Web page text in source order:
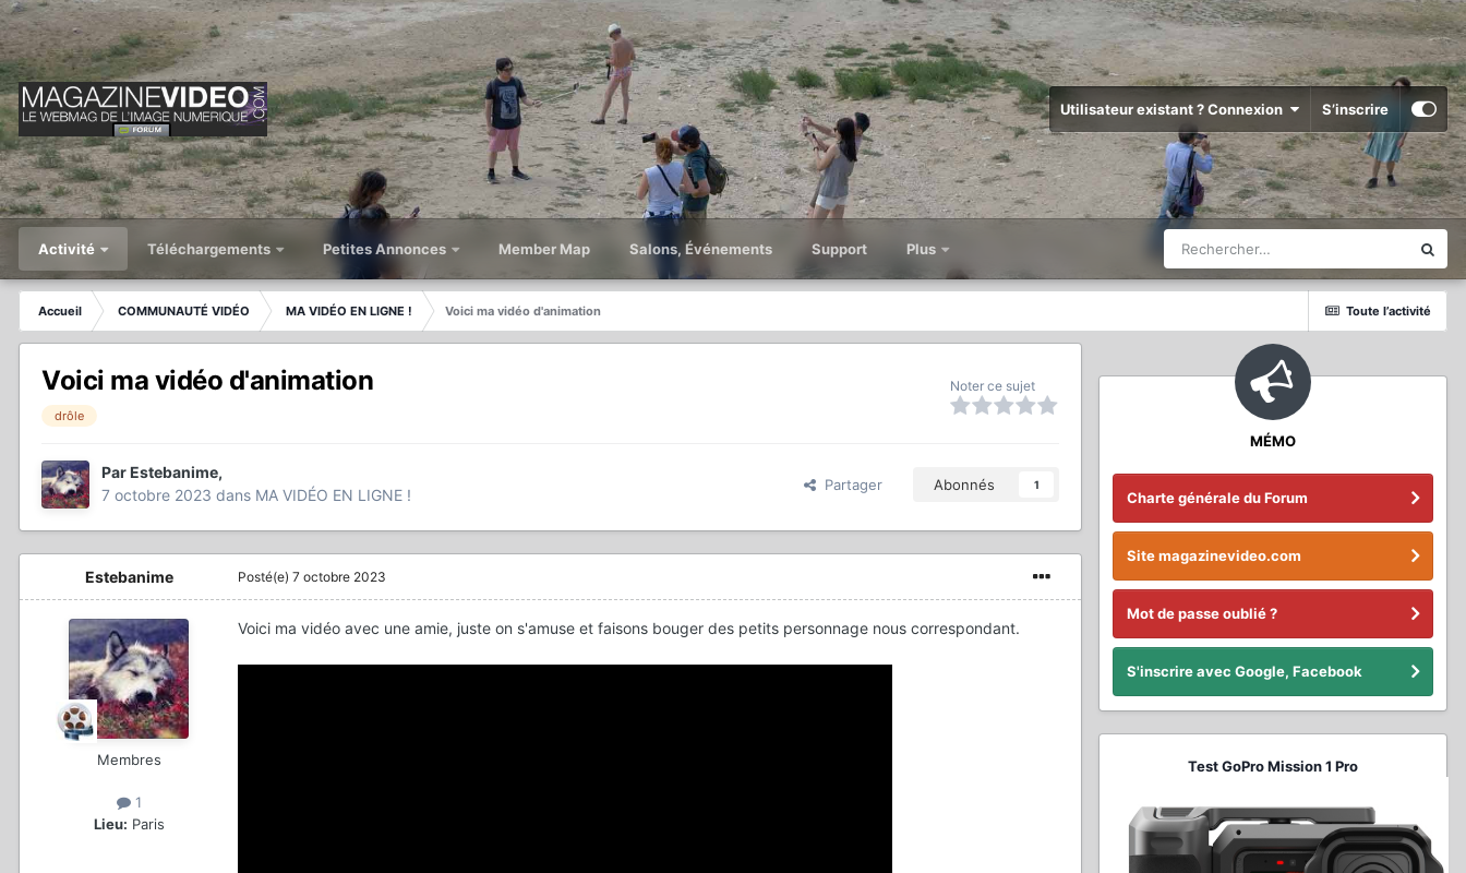
Utilisateur existant ? Connexion S’inscrire
Activité Téléchargements Petites Annonces Member Map Salons, Événements Support Plus
Toute l’activité
Accueil COMMUNAUTÉ VIDÉO MA VIDÉO EN LIGNE ! Voici ma vidéo d'animation
Voici ma vidéo d'animation
drôle
Noter ce sujet
ParEstebanime,
7 octobre 2023 dans MA VIDÉO EN LIGNE !
Partager Abonnés 1
Estebanime
Membres
1
Lieu: Paris
Posté(e) 7 octobre 2023
Voici ma vidéo avec une amie, juste on s'amuse et faisons bouger des petits personnage nous correspondant.
MÉMO
Charte générale du Forum
Site magazinevideo.com
Mot de passe oublié ?
S'inscrire avec Google, Facebook
Test GoPro Mission 1 Pro